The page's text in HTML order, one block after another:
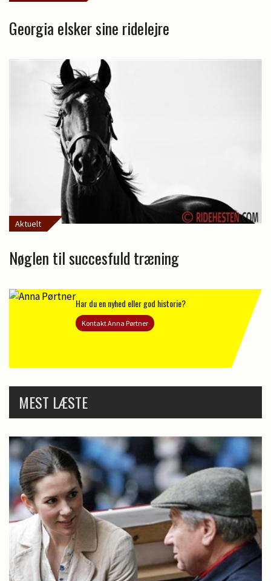
Georgia elsker sine ridelejre
Aktuelt
Nøglen til succesfuld træning
Har du en nyhed eller god historie?
Kontakt Anna Pørtner
MEST LÆSTE